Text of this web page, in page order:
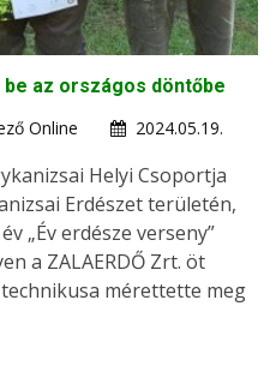
az országos döntőbe
Online
2024.05.19.
Helyi Csoportja
Erdészet területén,
„Év erdésze verseny”
a ZALAERDŐ Zrt. öt
mérettette meg